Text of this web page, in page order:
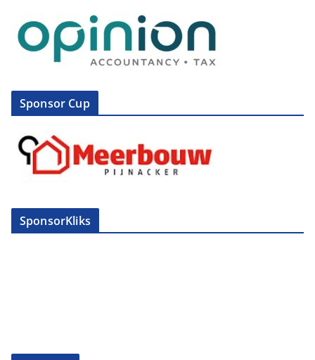
Sponsor Cup
SponsorKliks